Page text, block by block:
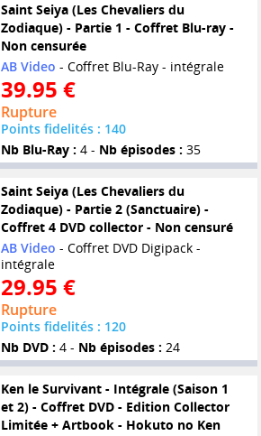
Saint Seiya (Les Chevaliers du
Zodiaque) - Partie 1 - Coffret Blu-ray -
Non censurée
AB Video - Coffret Blu-Ray - intégrale
39.95 €
Rupture
Points fidelités : 140
Nb Blu-Ray : 4 - Nb épisodes : 35
Saint Seiya (Les Chevaliers du
Zodiaque) - Partie 2 (Sanctuaire) -
Coffret 4 DVD collector - Non censuré
AB Video - Coffret DVD Digipack -
intégrale
29.95 €
Rupture
Points fidelités : 120
Nb DVD : 4 - Nb épisodes : 24
Ken le Survivant - Intégrale (Saison 1
et 2) - Coffret DVD - Edition Collector
Limitée + Artbook - Hokuto no Ken